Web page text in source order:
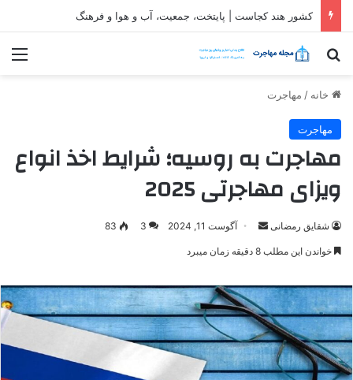
ثبت شرکت در قطر| شرایط و مراحل تاسیس شرکت در قطر
جستجو برای
خانه / مهاجرت
مهاجرت
مهاجرت به روسیه؛ شرایط اخذ انواع
ویزای مهاجرتی 2025
شقایق رمضانی
ارسالآگوست 11, 2024 3
83
خواندن این مطلب 8 دقیقه زمان میبرد